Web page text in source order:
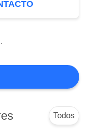
de
10
6
Todos